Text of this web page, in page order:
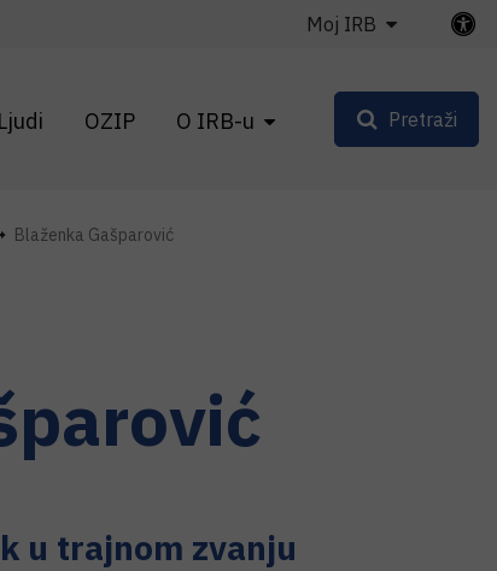
Ljudi OZIP O IRB-u
Moj IRB
Pretraži
Blaženka Gašparović
u trajnom zvanju